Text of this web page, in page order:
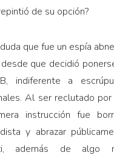
de su opción?
que fue un espía
desde que decidió
indiferente a
Al ser reclutado
instrucción fue
y abrazar
además de algo